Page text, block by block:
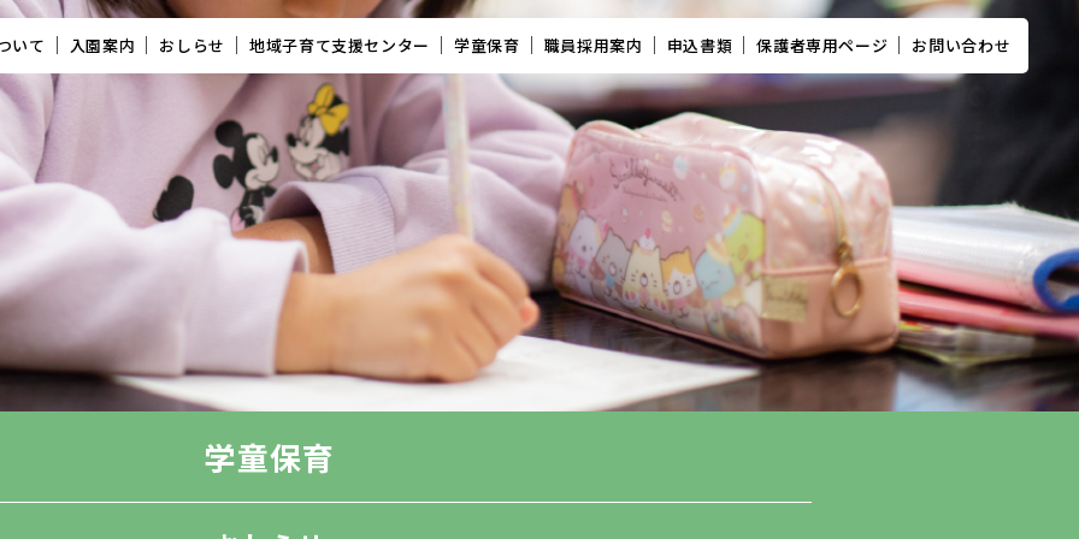
いて 入園案内 おしらせ 地域子育て支援センター 学童保育 職員採用案内 申込書類 保護者専用ページ お問い合わせ
学童保育